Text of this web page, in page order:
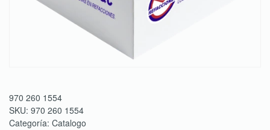
970 260 1554
SKU: 970 260 1554
Categoría: Catalogo